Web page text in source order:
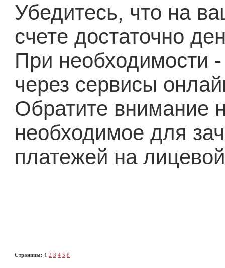
Убедитесь, что на
счете достаточно
При необходимости
через сервисы
Обратите внимание
необходимое для
платежей на
Страницы: 1 2 3 4 5 6